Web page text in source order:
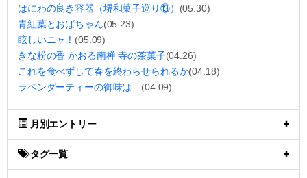
はにわの良き容器（堺和菓子巡り⑬） (05.30)
青紅葉とおばちゃん(05.23)
眩しいニャ！ (05.09)
きな粉の香 かおる南禅 寺の茶菓子(04.26)
これを食べずして春を終わらせられるか(04.18)
ラベンダーティーの御味は… (04.09)
月別エントリー
タグ一覧